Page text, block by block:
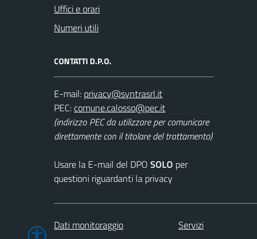
Uffici e orari
Numeri utili
CONTATTI D.P.O.
E-mail:
PEC:
(indirizzo PEC da utilizzare per comunicare
direttamente con il titolare del trattamento)
Usare la E-mail del DPO SOLO per
questioni riguardanti la privacy
Dati monitoraggio Servizi